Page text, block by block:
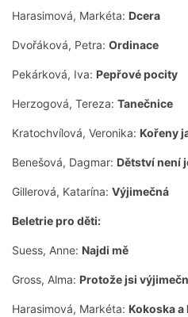
Harasimová, Markéta: Dcera
Dvořáková, Petra: Ordinace
Pekárková, Iva: Pepřové pocity
Herzogová, Tereza: Tanečnice
Kratochvílová, Veronika: Kořeny
Benešová, Dagmar: Dětství není
Gillerová, Katarína: Výjimečná
Beletrie pro děti:
Suess, Anne: Najdi mě
Gross, Alma: Protože jsi
Harasimová, Markéta: Kokoska